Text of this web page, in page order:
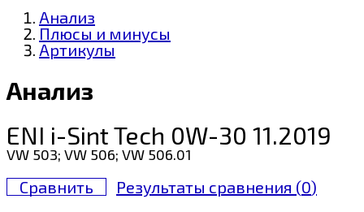
Анализ
Плюсы и минусы
Артикулы
Анализ
ENI i-Sint Tech 0W-30 11.2019
VW 503; VW 506; VW 506.01
Сравнить Результаты сравнения (0)